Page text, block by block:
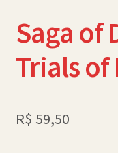
Minha Conta
Política de Cookies
Saga of
Trials of
R$ 59,50